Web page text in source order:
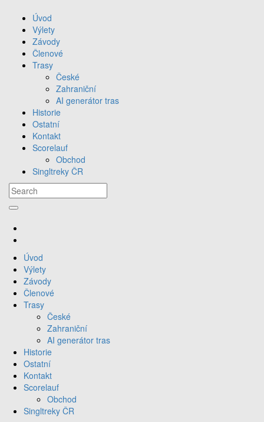
Úvod
Výlety
Závody
Členové
Trasy
České
Zahraniční
AI generátor tras
Historie
Ostatní
Kontakt
Scorelauf
Obchod
Singltreky ČR
Úvod
Výlety
Závody
Členové
Trasy
České
Zahraniční
AI generátor tras
Historie
Ostatní
Kontakt
Scorelauf
Obchod
Singltreky ČR